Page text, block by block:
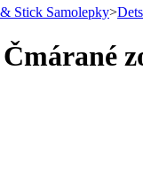
Stick Samolepky>